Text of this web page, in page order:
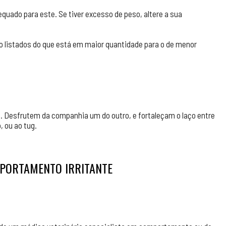
para este. Se tiver excesso de peso, altere a sua
do que está em maior quantidade para o de menor
da companhia um do outro, e fortaleçam o laço entre
ou ao tug.
IRRITANTE